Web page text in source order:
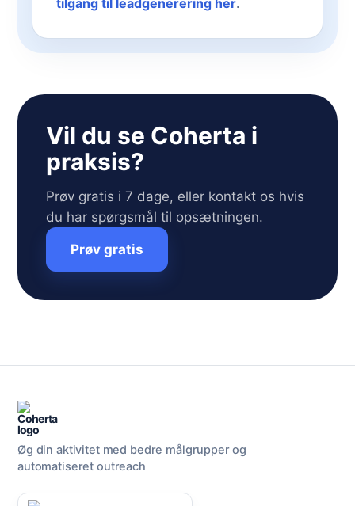
tilgang til leadgenerering her.
Vil du se Coherta i
praksis?
Prøv gratis i 7 dage, eller kontakt os hvis
du har spørgsmål til opsætningen.
Prøv gratis
Øg din aktivitet med bedre målgrupper og
automatiseret outreach